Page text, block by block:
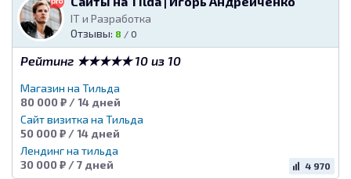
IT и Разработка
Отзывы: 8 / 0
Рейтинг ★★★★★ 10 из 10
Магазин на Тильда
80 000 ₽ / 14 дней
Сайт визитка на Тильда
50 000 ₽ / 14 дней
Лендинг на тильда
30 000 ₽ / 7 дней
4 970